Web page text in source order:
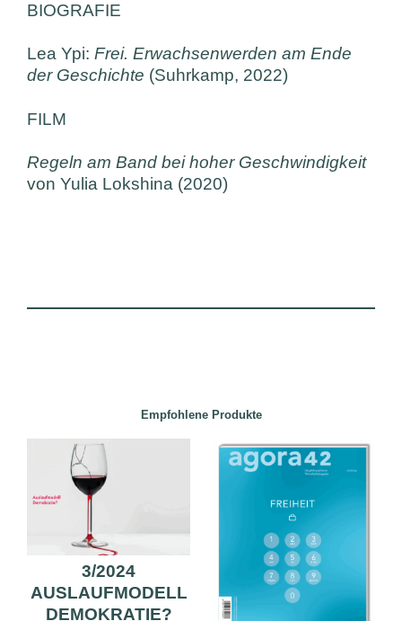
BIOGRAFIE
Lea Ypi: Frei. Erwachsenwerden am Ende
der Geschichte (Suhrkamp, 2022)
FILM
Regeln am Band bei hoher Geschwindigkeit
von Yulia Lokshina (2020)
Empfohlene Produkte
3/2024
AUSLAUFMODELL
DEMOKRATIE?